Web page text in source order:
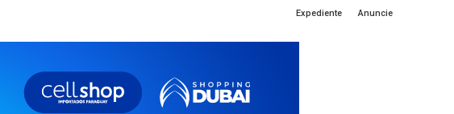
Expediente Anuncie